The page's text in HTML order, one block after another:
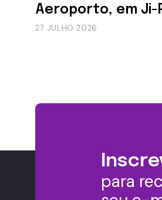
Aeroporto, em Ji-
27 JULHO 2026
para